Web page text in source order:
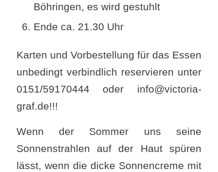
Böhringen, es wird gestuhlt
Ende ca. 21.30 Uhr
Karten und Vorbestellung für das Essen
unbedingt verbindlich reservieren unter
0151/59170444 oder info@victoria-
graf.de!!!
Wenn der Sommer uns seine
Sonnenstrahlen auf der Haut spüren
lässt, wenn die dicke Sonnencreme mit